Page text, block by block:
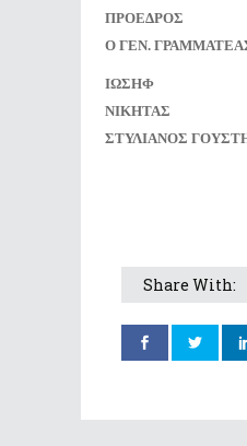
Ο ΓΕΝ.
ΙΩΣΗΦ
ΣΤΥΛΙΑΝΟΣ
Share With: